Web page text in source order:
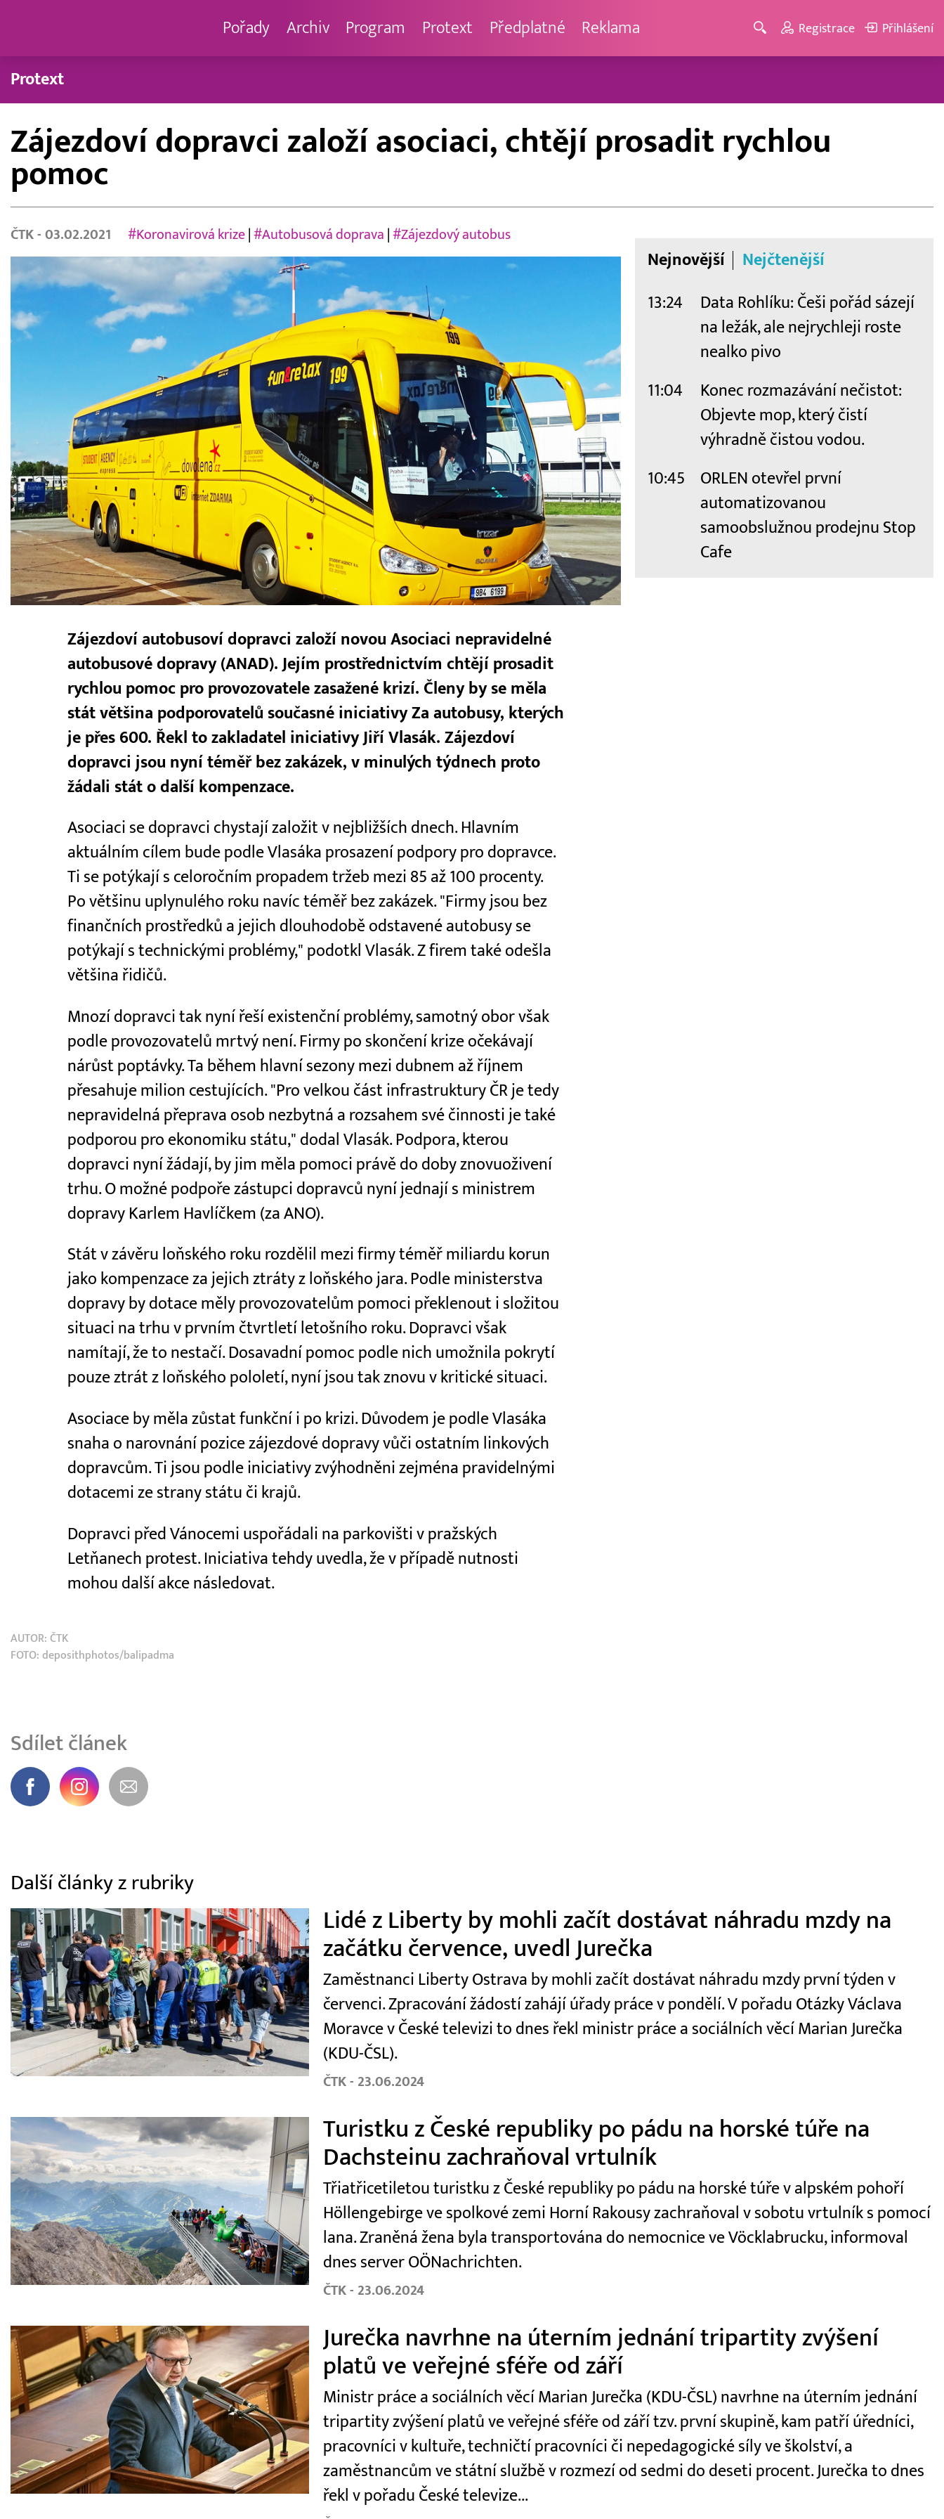
Pořady Archiv Program Protext Předplatné Reklama Registrace Přihlášení
Protext
Zájezdoví dopravci založí asociaci, chtějí prosadit rychlou
pomoc
ČTK - 03.02.2021 #Koronavirová krize| #Autobusová doprava #Zájezdový autobus
Zájezdoví autobusoví dopravci založí novou Asociaci nepravidelné
autobusové dopravy (ANAD). Jejím prostřednictvím chtějí prosadit
rychlou pomoc pro provozovatele zasažené krizí. Členy by se měla
stát většina podporovatelů současné iniciativy Za autobusy, kterých
je přes 600. Řekl to zakladatel iniciativy Jiří Vlasák. Zájezdoví
dopravci jsou nyní téměř bez zakázek, v minulých týdnech proto
žádali stát o další kompenzace.
Asociaci se dopravci chystají založit v nejbližších dnech. Hlavním
aktuálním cílem bude podle Vlasáka prosazení podpory pro dopravce.
Ti se potýkají s celoročním propadem tržeb mezi 85 až 100 procenty.
Po většinu uplynulého roku navíc téměř bez zakázek. "Firmy jsou bez
finančních prostředků a jejich dlouhodobě odstavené autobusy se
potýkají s technickými problémy," podotkl Vlasák. Z firem také odešla
většina řidičů.
Mnozí dopravci tak nyní řeší existenční problémy, samotný obor však
podle provozovatelů mrtvý není. Firmy po skončení krize očekávají
nárůst poptávky. Ta během hlavní sezony mezi dubnem až říjnem
přesahuje milion cestujících. "Pro velkou část infrastruktury ČR je tedy
nepravidelná přeprava osob nezbytná a rozsahem své činnosti je také
podporou pro ekonomiku státu," dodal Vlasák. Podpora, kterou
dopravci nyní žádají, by jim měla pomoci právě do doby znovuoživení
trhu. O možné podpoře zástupci dopravců nyní jednají s ministrem
dopravy Karlem Havlíčkem (za ANO).
Stát v závěru loňského roku rozdělil mezi firmy téměř miliardu korun
jako kompenzace za jejich ztráty z loňského jara. Podle ministerstva
dopravy by dotace měly provozovatelům pomoci překlenout i složitou
situaci na trhu v prvním čtvrtletí letošního roku. Dopravci však
namítají, že to nestačí. Dosavadní pomoc podle nich umožnila pokrytí
pouze ztrát z loňského pololetí, nyní jsou tak znovu v kritické situaci.
Asociace by měla zůstat funkční i po krizi. Důvodem je podle Vlasáka
snaha o narovnání pozice zájezdové dopravy vůči ostatním linkových
dopravcům. Ti jsou podle iniciativy zvýhodněni zejména pravidelnými
dotacemi ze strany státu či krajů.
Dopravci před Vánocemi uspořádali na parkovišti v pražských
Letňanech protest. Iniciativa tehdy uvedla, že v případě nutnosti
mohou další akce následovat.
AUTOR: ČTK
FOTO: deposithphotos/balipadma
Sdílet článek
Nejnovější Nejčtenější
13:24
Data Rohlíku: Češi pořád sázejí
na ležák, ale nejrychleji roste
nealko pivo
11:04
Konec rozmazávání nečistot:
Objevte mop, který čistí
výhradně čistou vodou.
10:45
ORLEN otevřel první
automatizovanou
samoobslužnou prodejnu Stop
Cafe
Další články z rubriky
Lidé z Liberty by mohli začít dostávat náhradu mzdy na
začátku července, uvedl Jurečka
Zaměstnanci Liberty Ostrava by mohli začít dostávat náhradu mzdy první týden v
červenci. Zpracování žádostí zahájí úřady práce v pondělí. V pořadu Otázky Václava
Moravce v České televizi to dnes řekl ministr práce a sociálních věcí Marian Jurečka
(KDU-ČSL).
ČTK - 23.06.2024
Turistku z České republiky po pádu na horské túře na
Dachsteinu zachraňoval vrtulník
Třiatřicetiletou turistku z České republiky po pádu na horské túře v alpském pohoří
Höllengebirge ve spolkové zemi Horní Rakousy zachraňoval v sobotu vrtulník s pomocí
lana. Zraněná žena byla transportována do nemocnice ve Vöcklabrucku, informoval
dnes server OÖNachrichten.
ČTK - 23.06.2024
Jurečka navrhne na úterním jednání tripartity zvýšení
platů ve veřejné sféře od září
Ministr práce a sociálních věcí Marian Jurečka (KDU-ČSL) navrhne na úterním jednání
tripartity zvýšení platů ve veřejné sféře od září tzv. první skupině, kam patří úředníci,
pracovníci v kultuře, techničtí pracovníci či nepedagogické síly ve školství, a
zaměstnancům ve státní službě v rozmezí od sedmi do deseti procent. Jurečka to dnes
řekl v pořadu České televize...